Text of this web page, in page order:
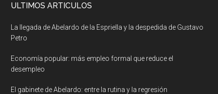
ULTIMOS ARTICULOS
La llegada de Abelardo de la Espriella y la despedida de Gustavo
Petro
Economía popular: más empleo formal que reduce el
desempleo
El gabinete de Abelardo: entre la rutina y la regresión